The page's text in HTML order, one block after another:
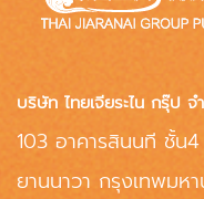
บริษัท ไทยเจียระไน กรุ๊ป จ
103 อาคารสินนที ชั้น
ยานนาวา กรุงเทพมห